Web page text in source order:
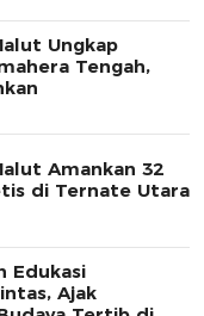
Ungkap
Tengah,
Amankan 32
di Ternate Utara
Edukasi
Ajak